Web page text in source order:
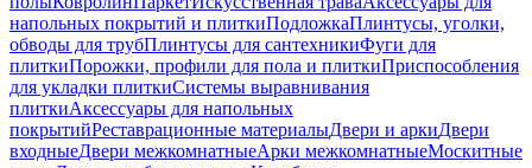
напольных покрытий и плиткиПодложкаПлинтусы, уголки,
обводы для трубПлинтусы для сантехникиФуги для
плиткиПорожки, профили для пола и плиткиПриспособления
для укладки плиткиСистемы выравнивания
плиткиАксессуары для напольных
покрытийРеставрационные материалыДвери и аркиДвери
входныеДвери межкомнатныеАрки межкомнатныеМоскитные